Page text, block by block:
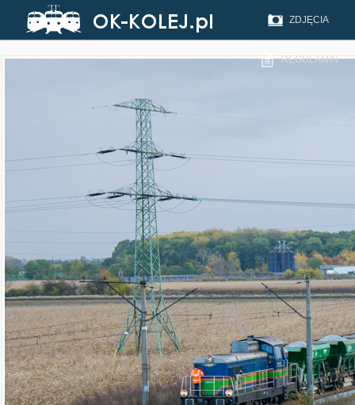
ZDJĘCIA
REGULAMIN